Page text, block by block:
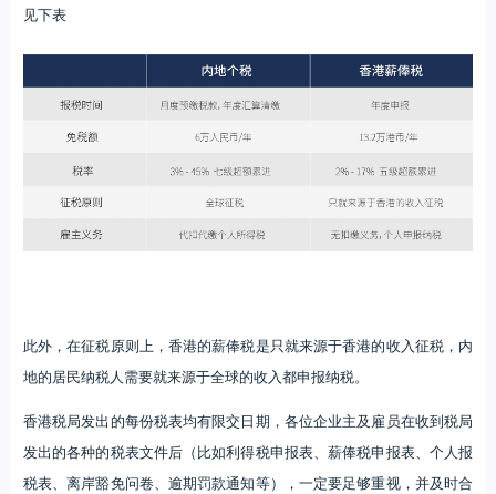
见下表
此外，在征税原则上，香港的薪俸税是只就来源于香港的收入征税，内
地的居民纳税人需要就来源于全球的收入都申报纳税。
香港税局发出的每份税表均有限交日期，各位企业主及雇员在收到税局
发出的各种的税表文件后（比如利得税申报表、薪俸税申报表、个人报
税表、离岸豁免问卷、逾期罚款通知等），一定要足够重视，并及时合